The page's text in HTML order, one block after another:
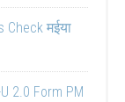
Check मईया
2.0 Form PM